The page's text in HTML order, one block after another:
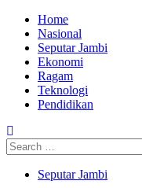
Skip
content
Primary
Menu
Home
Nasional
Seputar Jambi
Ekonomi
Ragam
Teknologi
Pendidikan
Search
for:
Seputar Jambi